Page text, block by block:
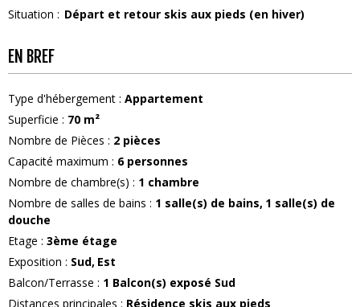
Situation : Départ et retour skis aux pieds (en hiver)
EN BREF
Type d'hébergement : Appartement
Superficie : 70 m²
Nombre de Pièces : 2 pièces
Capacité maximum : 6 personnes
Nombre de chambre(s) : 1 chambre
Nombre de salles de bains : 1 salle(s) de bains 1 salle(s) de
douche
Etage : 3ème étage
Exposition : Sud Est
Balcon/Terrasse : 1 Balcon(s) exposé Sud
Distances principales : Résidence skis aux pieds